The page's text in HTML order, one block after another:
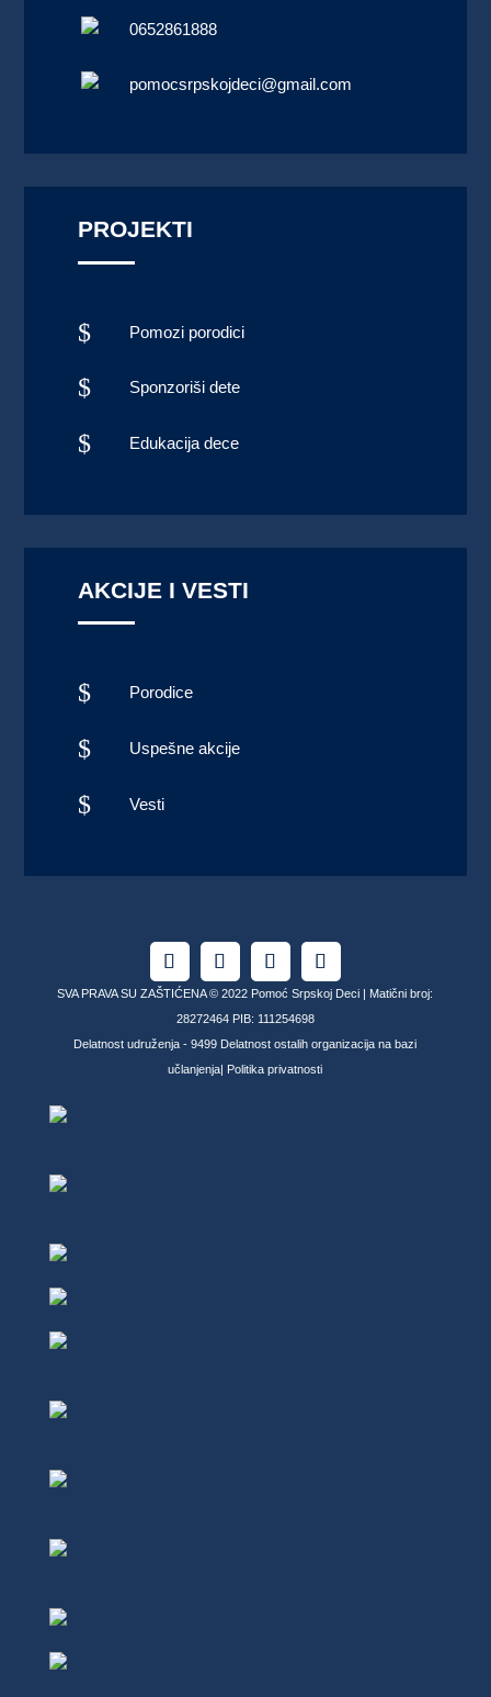
0652861888
pomocsrpskojdeci@gmail.com
PROJEKTI
$ Pomozi porodici
$ Sponzoriši dete
$ Edukacija dece
AKCIJE I VESTI
$ Porodice
$ Uspešne akcije
$ Vesti
SVA PRAVA SU ZAŠTIĆENA © 2022 Pomoć Srpskoj Deci | Matični broj:
28272464 PIB: 111254698
Delatnost udruženja - 9499 Delatnost ostalih organizacija na bazi
učlanjenja| Politika privatnosti